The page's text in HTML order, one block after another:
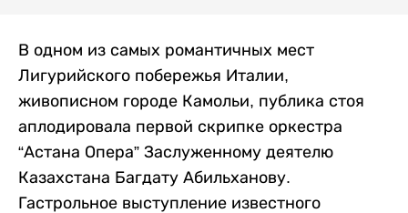
В одном из самых романтичных мест
Лигурийского побережья Италии,
живописном городе Камольи, публика стоя
аплодировала первой скрипке оркестра
“Астана Опера” Заслуженному деятелю
Казахстана Багдату Абильханову.
Гастрольное выступление известного